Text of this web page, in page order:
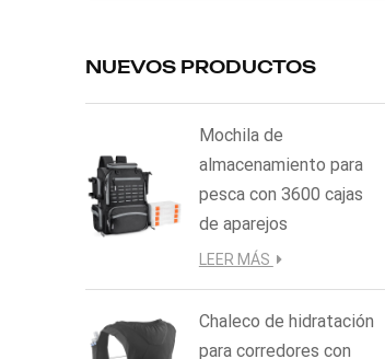
NUEVOS PRODUCTOS
Mochila de
almacenamiento para
pesca con 3600 cajas
de aparejos
LEER MÁS
Chaleco de hidratación
para corredores con